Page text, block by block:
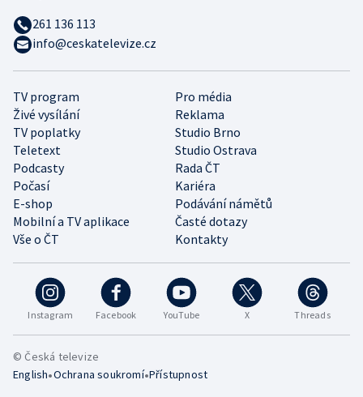
Instagram Facebook YouTube X Threads
TV program
Pro média
Živé vysílání
Reklama
TV poplatky
Studio Brno
Teletext
Studio Ostrava
Podcasty
Rada ČT
Počasí
Kariéra
E-shop
Podávání námětů
Mobilní a TV aplikace
Časté dotazy
Vše o ČT
Kontakty
261 136 113
info@ceskatelevize.cz
© Česká televize
English•Ochrana soukromí•Přístupnost